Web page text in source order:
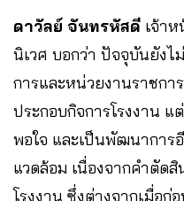
ดาวัลย์ จันทรหัสดี เจ้า
นิเวศ บอกว่า ปัจจุบันยังไ
การและหน่วยงานราชก
ประกอบกิจการโรงงาน
พอใจ และเป็นพัฒนาการ
แวดล้อม เนื่องจากคำตัดสิ
โรงงาน ซึ่งต่างจากเมื่อก่